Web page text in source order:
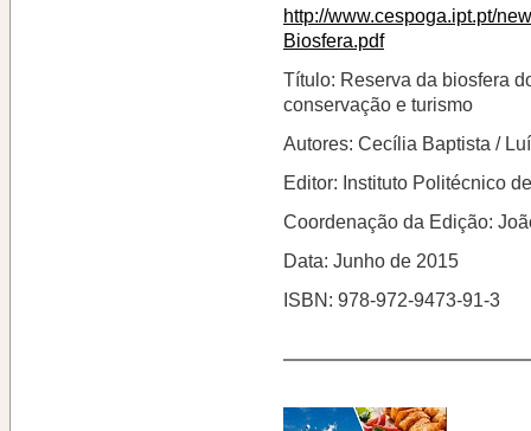
http://www.cespoga.ipt.pt/
Biosfera.pdf
Título: Reserva da biosfera
conservação e turismo
Autores: Cecília Baptista /
Editor: Instituto Politécnico
Coordenação da Edição:
Data: Junho de 2015
ISBN: 978-972-9473-91-3